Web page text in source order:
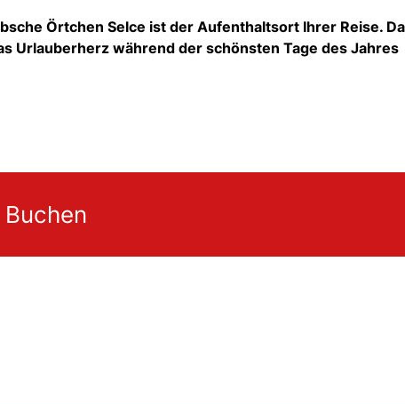
Örtchen Selce ist der Aufenthaltsort Ihrer Reise.
Urlauberherz während der schönsten Tage des Jahres